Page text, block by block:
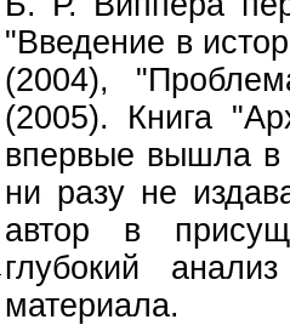
"Введение в
(2004),
(2005). Книга
впервые вышла в
ни разу не
автор в
глубокий
материала.